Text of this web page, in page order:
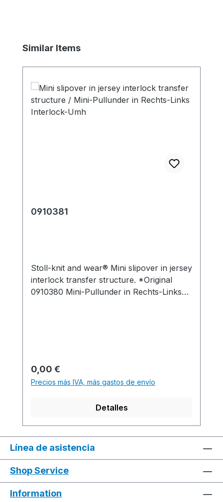
Omitir la galería de productos
Similar Items
0910381
Stoll-knit and wear® Mini slipover in jersey
interlock transfer structure. *Original
0910380 Mini-Pullunder in Rechts-Links
001..........................................................................
..................................................................Yarn
Fadenführerübersicht
Precio normal:
0,00 €
Precios más IVA, más gastos de envío
Detalles
Línea de asistencia
Shop Service
Information